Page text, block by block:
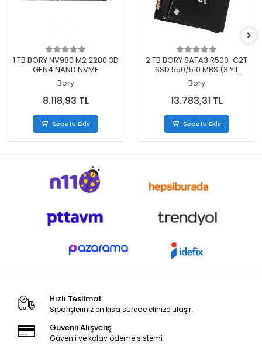
Sepete Ekle
1 TB BORY NV980 M2 2280 3D
GEN4 NAND NVME
Bory
8.118,93 TL
Sepete Ekle
Sepete Ekle
2 TB BORY SATA3 R500-C2T
SSD 550/510 MBS (3 YIL
GARANTİLİ)
Bory
13.783,31 TL
Sepete Ekle
Hızlı Teslimat
Siparişleriniz en kısa sürede elinize ulaşır.
Güvenli Alışveriş
Güvenli ve kolay ödeme sistemi